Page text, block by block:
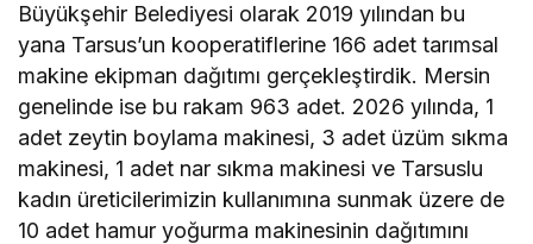
Büyükşehir Belediyesi olarak 2019 yılından bu
yana Tarsus’un kooperatiflerine 166 adet tarımsal
makine ekipman dağıtımı gerçekleştirdik. Mersin
genelinde ise bu rakam 963 adet. 2026 yılında, 1
adet zeytin boylama makinesi, 3 adet üzüm sıkma
makinesi, 1 adet nar sıkma makinesi ve Tarsuslu
kadın üreticilerimizin kullanımına sunmak üzere de
10 adet hamur yoğurma makinesinin dağıtımını